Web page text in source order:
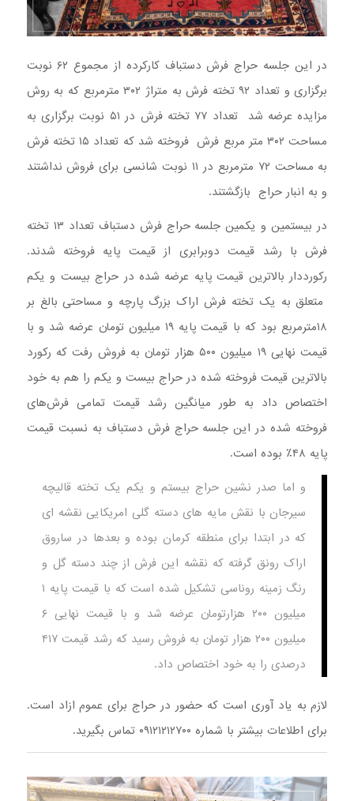
در این جلسه حراج فرش دستباف کارکرده از مجموع ۶۲ نوبت
برگزاری و تعداد ۹۲ تخته فرش به متراژ ۳۰۲ مترمربع که به روش
مزایده عرضه شد تعداد ۷۷ تخته فرش در ۵۱ نوبت برگزاری به
مساحت ۳۰۲ متر مربع فرش فروخته شد که تعداد ۱۵ تخته فرش
به مساحت ۷۲ مترمربع در ۱۱ نوبت شانسی برای فروش نداشتند
و به انبار حراج بازگشتند.
در بیستمین و یکمین جلسه حراج فرش دستباف تعداد ۱۳ تخته
فرش با رشد قیمت دوبرابری از قیمت پایه فروخته شدند.
رکورددار بالاترین قیمت پایه عرضه شده در حراج بیست و یکم
متعلق به یک تخته فرش اراک بزرگ پارچه و مساحتی بالغ بر
۱۸مترمربع بود که با قیمت پایه ۱۹ میلیون تومان عرضه شد و با
قیمت نهایی ۱۹ میلیون ۵۰۰ هزار تومان به فروش رفت که رکورد
بالاترین قیمت فروخته شده در حراج بیست و یکم را هم به خود
اختصاص داد به طور میانگین رشد قیمت تمامی فرش‌های
فروخته شده در این جلسه حراج فرش دستباف به نسبت قیمت
پایه ۴۸٪ بوده است.
و اما صدر نشین حراج بیستم و یکم یک تخته قالیچه
سیرجان با نقش مایه های دسته گلی امریکایی نقشه ای
که در ابتدا برای منطقه کرمان بوده و بعدها در ساروق
اراک رونق گرفته که نقشه این فرش از چند دسته گل و
رنگ زمینه روناسی تشکیل شده است که با قیمت پایه ۱
میلیون ۲۰۰ هزارتومان عرضه شد و با قیمت نهایی ۶
میلیون ۲۰۰ هزار تومان به فروش رسید که رشد قیمت ۴۱۷
درصدی را به خود اختصاص داد.
لازم به یاد آوری است که حضور در حراج برای عموم ازاد است.
برای اطلاعات بیشتر با شماره ۰۹۱۲۱۲۱۲۷۰۰ تماس بگیرید.